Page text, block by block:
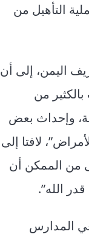
التأهيل من
اليمن، إلى أن
من
وإحداث بعض
لافتا إلى
من الممكن أن
الله”.
المدارس